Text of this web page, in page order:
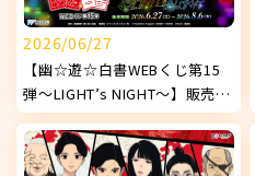
2026/06/27
【幽☆遊☆白書WEBくじ第15
弾～LIGHT’s NIGHT～】販売開
始!